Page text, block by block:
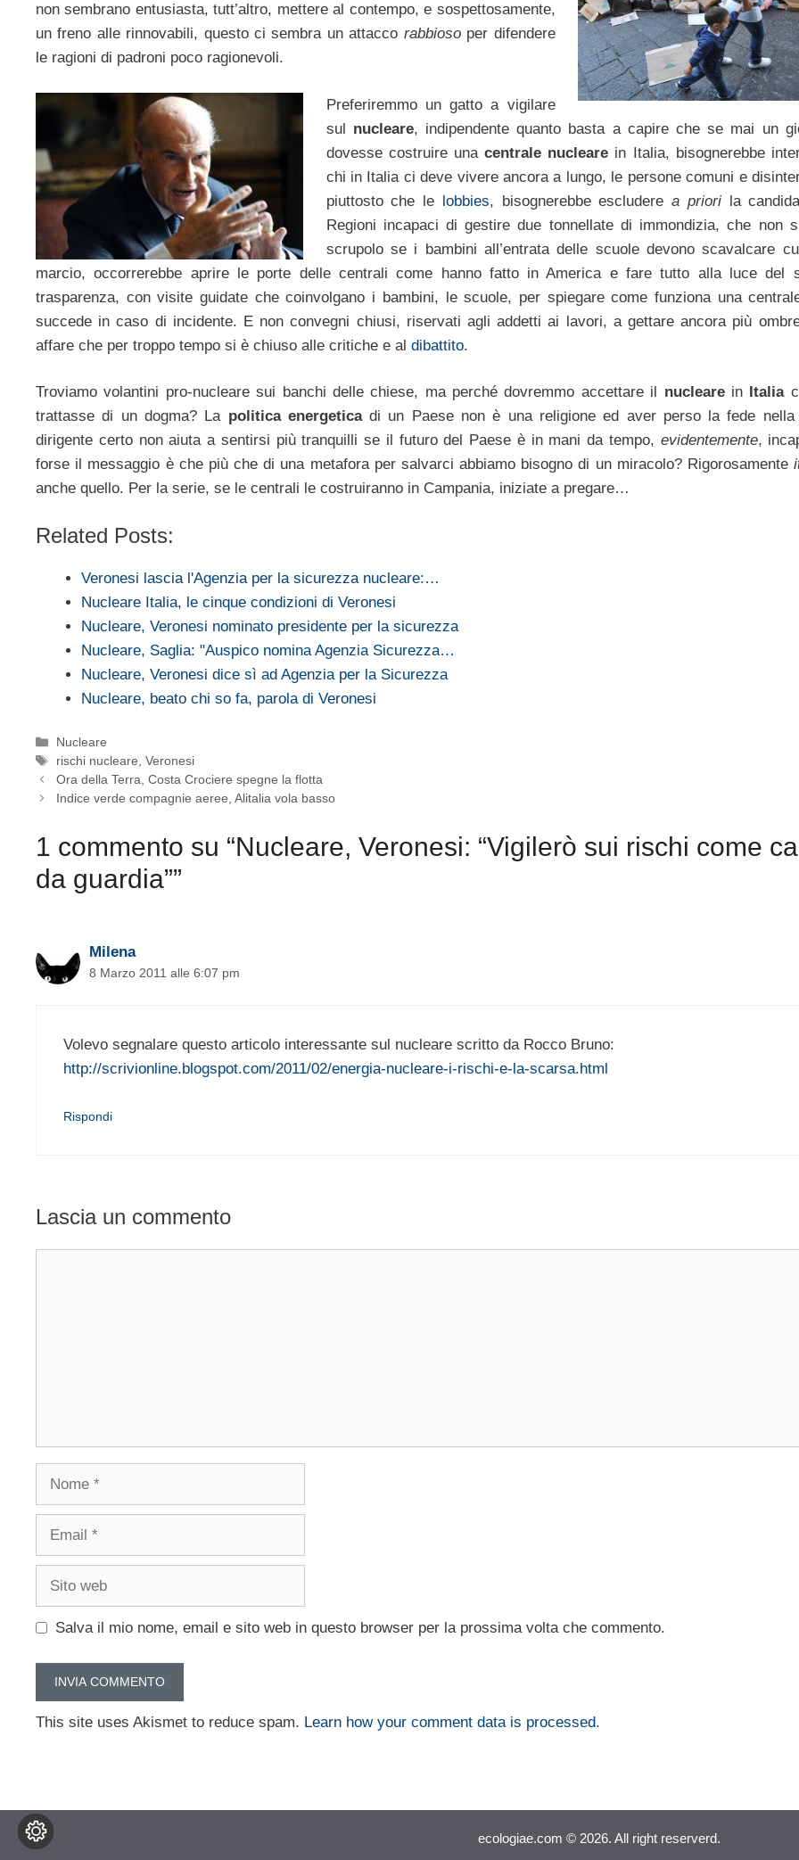
non sembrano entusiasta, tutt’altro, mettere al contempo, e sospettosamente,
un freno alle rinnovabili, questo ci sembra un attacco rabbiosoper difendere
le ragioni di padroni poco ragionevoli.
Preferiremmo un gatto a vigilare
sul nucleare, indipendente quanto basta a capire che se mai un
dovesse costruire unacentrale nucleare in Italia, bisognerebbe
chi in Italia ci deve vivere ancora a lungo, le persone comuni e
piuttosto che le lobbies, bisognerebbe escludere a priorila
Regioni incapaci di gestire due tonnellate di immondizia, che non
scrupolo se i bambini all’entrata delle scuole devono scavalcare
marcio, occorrerebbe aprire le porte delle centrali come hanno fatto in America e fare tutto alla luce del
trasparenza, con visite guidate che coinvolgano i bambini, le scuole, per spiegare come funziona una
succede in caso di incidente. E non convegni chiusi, riservati agli addetti ai lavori, a gettare ancora più
affare che per troppo tempo si è chiuso alle critiche e al dibattito.
Troviamo volantini pro-nucleare sui banchi delle chiese, ma perché dovremmo accettare il nuclearein Italia
trattasse di un dogma? La politica energeticadi un Paese non è una religione ed aver perso la fede nella
dirigente certo non aiuta a sentirsi più tranquilli se il futuro del Paese è in mani da tempo, evidentemente,
forse il messaggio è che più che di una metafora per salvarci abbiamo bisogno di un miracolo? Rigorosamente
anche quello. Per la serie, se le centrali le costruiranno in Campania, iniziate a pregare…
Related Posts:
Veronesi lascia l'Agenzia per la sicurezza nucleare:…
Nucleare Italia, le cinque condizioni di Veronesi
Nucleare, Veronesi nominato presidente per la sicurezza
Nucleare, Saglia: "Auspico nomina Agenzia Sicurezza…
Nucleare, Veronesi dice sì ad Agenzia per la Sicurezza
Nucleare, beato chi so fa, parola di Veronesi
Categorie
Nucleare
Tag
rischi nucleare,Veronesi
Ora della Terra, Costa Crociere spegne la flotta
Indice verde compagnie aeree, Alitalia vola basso
1 commento su “Nucleare, Veronesi: “Vigilerò sui rischi come
da guardia””
Milena
8 Marzo 2011 alle 6:07 pm
Volevo segnalare questo articolo interessante sul nucleare scritto da Rocco Bruno:
http://scrivionline.blogspot.com/2011/02/energia-nucleare-i-rischi-e-la-scarsa.html
Rispondi
Lascia un commento
Nome
Email
Sito
Salva il mio nome, email e sito web in questo browser per la prossima volta che commento.
This site uses Akismet to reduce spam. Learn how your comment data is processed.
ecologiae.com © 2026. All right reserverd.